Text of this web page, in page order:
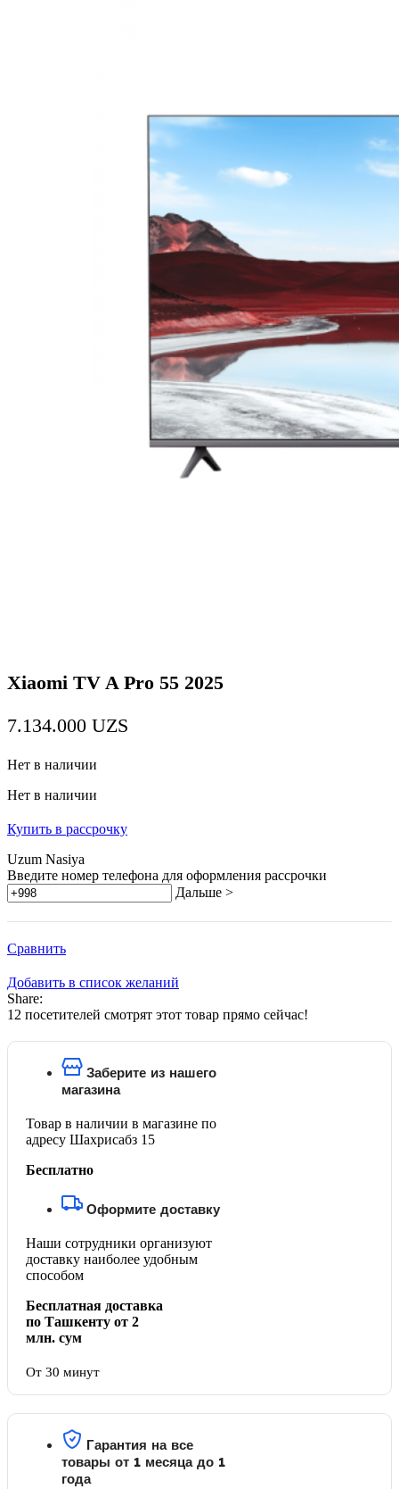
Xiaomi TV A Pro 55 2025
7.134.000 UZS
Нет в наличии
Нет в наличии
Купить в рассрочку
Uzum Nasiya
Введите номер телефона для оформления рассрочки
Дальше >
Сравнить
Добавить в список желаний
Share:
12 посетителей смотрят этот товар прямо сейчас!
Заберите из нашего
магазина
Товар в наличии в магазине по
адресу Шахрисабз 15
Бесплатно
Оформите доставку
Наши сотрудники организуют
доставку наиболее удобным
способом
Бесплатная доставка
по Ташкенту от 2
млн. сум
От 30 минут
Гарантия на все
товары от 1 месяца до 1
года